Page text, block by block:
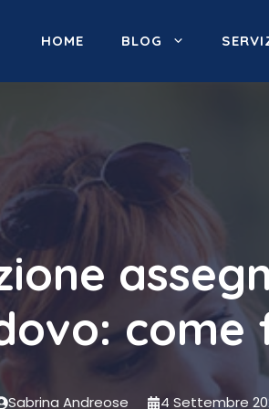
HOME BLOG
come
Sabrina Andreose 4 Settembre